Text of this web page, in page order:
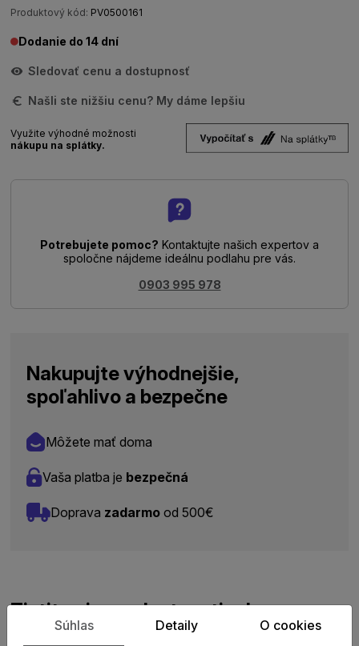
Produktový kód: PV0500161
Dodanie do 14 dní
Sledovať cenu a dostupnosť
Našli ste nižšiu cenu? My dáme lepšiu
Využite výhodné možnosti
nákupu na splátky.
Potrebujete pomoc? Kontaktujte našich expertov a
spoločne nájdeme ideálnu podlahu pre vás.
0903 995 978
Nakupujte výhodnejšie,
spoľahlivo a bezpečne
Môžete mať doma
Vaša platba je bezpečná
Doprava zadarmo od 500€
Zistite viac o vlastnostiach
produktu
Súhlas Detaily O cookies